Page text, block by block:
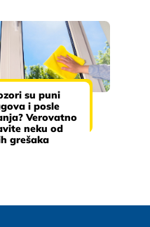
su puni
i posle
Verovatno
neku od
grešaka